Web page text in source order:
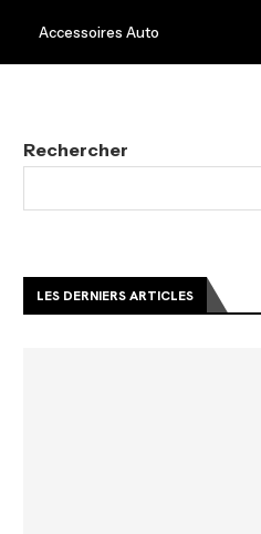
Accessoires Auto
Rechercher
LES DERNIERS ARTICLES